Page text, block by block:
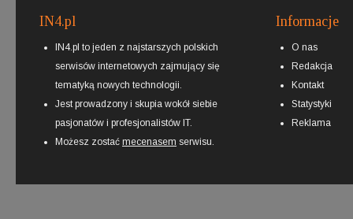
IN4.pl
IN4.pl to jeden z najstarszych polskich
serwisów internetowych zajmujący się
tematyką nowych technologii.
Jest prowadzony i skupia wokół siebie
pasjonatów i profesjonalistów IT.
Możesz zostać mecenasem serwisu.
Informacje
O nas
Redakcja
Kontakt
Statystyki
Reklama